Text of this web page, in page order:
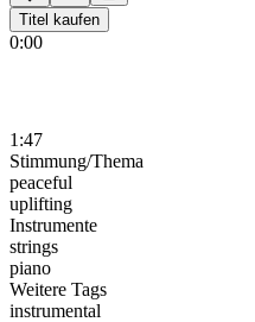
Titel kaufen
0:00
1:47
Stimmung/Thema
peaceful
uplifting
Instrumente
strings
piano
Weitere Tags
instrumental